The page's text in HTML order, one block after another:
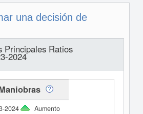
una decisión de
Principales Ratios
2024
Aumento